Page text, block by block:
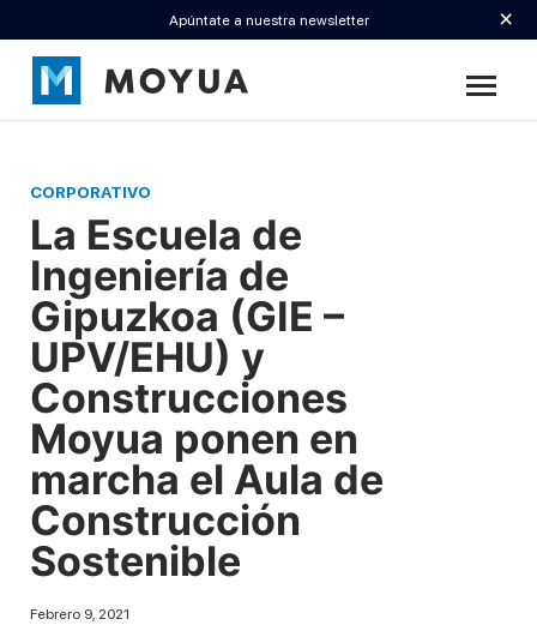
Apúntate a nuestra newsletter ×
CORPORATIVO
La Escuela de
Ingeniería de
Gipuzkoa (GIE –
UPV/EHU) y
Construcciones
Moyua ponen en
marcha el Aula de
Construcción
Sostenible
Febrero 9, 2021